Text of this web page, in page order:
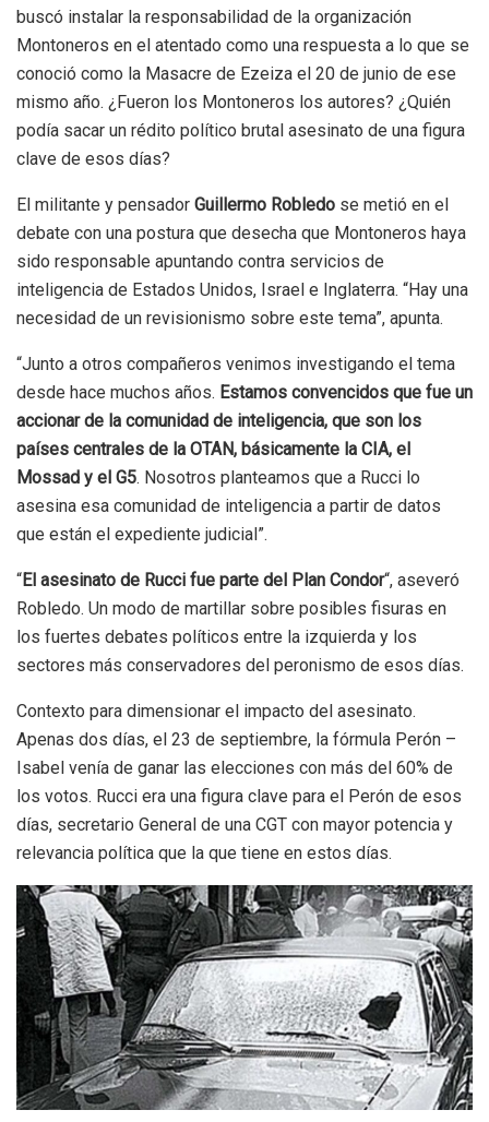
buscó instalar la responsabilidad de la organización
Montoneros en el atentado como una respuesta a lo que se
conoció como la Masacre de Ezeiza el 20 de junio de ese
mismo año. ¿Fueron los Montoneros los autores? ¿Quién
podía sacar un rédito político brutal asesinato de una figura
clave de esos días?
El militante y pensador Guillermo Robledo se metió en el
debate con una postura que desecha que Montoneros haya
sido responsable apuntando contra servicios de
inteligencia de Estados Unidos, Israel e Inglaterra. “Hay una
necesidad de un revisionismo sobre este tema”, apunta.
“Junto a otros compañeros venimos investigando el tema
desde hace muchos años. Estamos convencidos que fue un
accionar de la comunidad de inteligencia, que son los
países centrales de la OTAN, básicamente la CIA, el
Mossad y el G5. Nosotros planteamos que a Rucci lo
asesina esa comunidad de inteligencia a partir de datos
que están el expediente judicial”.
“El asesinato de Rucci fue parte del Plan Condor“, aseveró
Robledo. Un modo de martillar sobre posibles fisuras en
los fuertes debates políticos entre la izquierda y los
sectores más conservadores del peronismo de esos días.
Contexto para dimensionar el impacto del asesinato.
Apenas dos días, el 23 de septiembre, la fórmula Perón –
Isabel venía de ganar las elecciones con más del 60% de
los votos. Rucci era una figura clave para el Perón de esos
días, secretario General de una CGT con mayor potencia y
relevancia política que la que tiene en estos días.